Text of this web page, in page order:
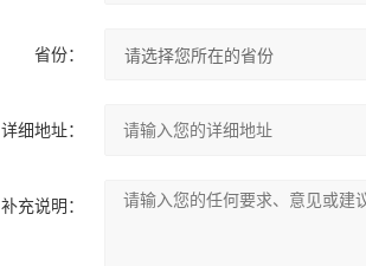
省份：
详细地址：
补充说明：